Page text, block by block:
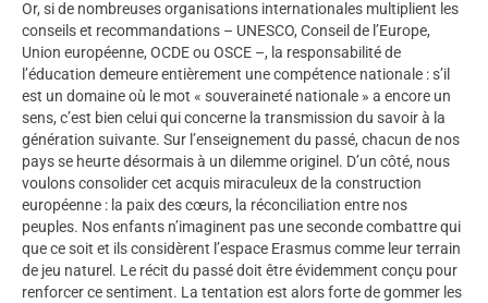
Or, si de nombreuses organisations internationales multiplient les
conseils et recommandations – UNESCO, Conseil de l’Europe,
Union européenne, OCDE ou OSCE –, la responsabilité de
l’éducation demeure entièrement une compétence nationale : s’il
est un domaine où le mot « souveraineté nationale » a encore un
sens, c’est bien celui qui concerne la transmission du savoir à la
génération suivante. Sur l’enseignement du passé, chacun de nos
pays se heurte désormais à un dilemme originel. D’un côté, nous
voulons consolider cet acquis miraculeux de la construction
européenne : la paix des cœurs, la réconciliation entre nos
peuples. Nos enfants n’imaginent pas une seconde combattre qui
que ce soit et ils considèrent l’espace Erasmus comme leur terrain
de jeu naturel. Le récit du passé doit être évidemment conçu pour
renforcer ce sentiment. La tentation est alors forte de gommer les